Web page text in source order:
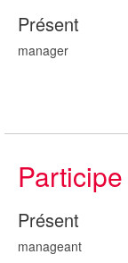
Présent
manager
Participe
Présent
manageant